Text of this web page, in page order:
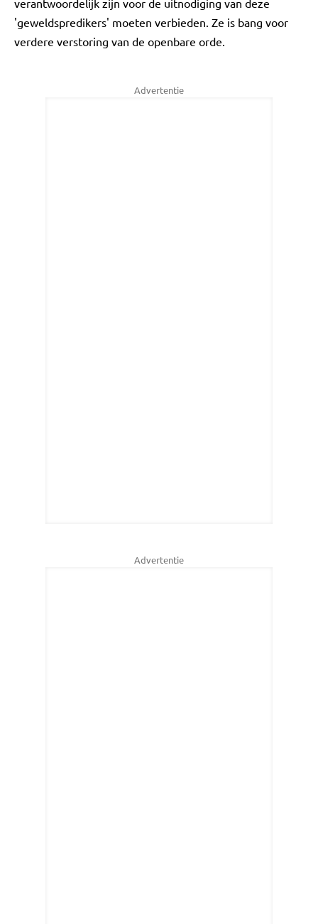
verantwoordelijk zijn voor de uitnodiging van deze
'geweldspredikers' moeten verbieden. Ze is bang voor
verdere verstoring van de openbare orde.
Advertentie
Advertentie